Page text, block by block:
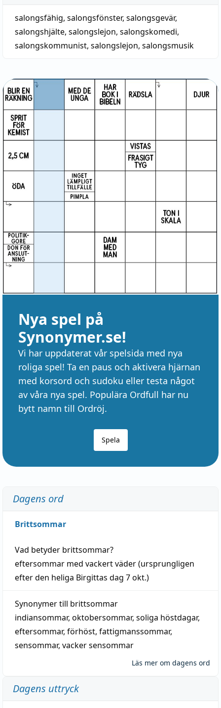
salongsfähig, salongsfönster, salongsgevär,
salongshjälte, salongslejon, salongskomedi,
salongskommunist, salongslejon, salongsmusik
Nya spel på
Synonymer.se!
Vi har uppdaterat vår spelsida med nya
roliga spel! Ta en paus och aktivera hjärnan
med korsord och sudoku eller testa något
av våra nya spel. Populära Ordfull har nu
bytt namn till Ordröj.
Spela
Dagens ord
Brittsommar
Vad betyder brittsommar?
eftersommar med vackertväder(ursprungligen
efter den heliga Birgittas dag 7 okt.)
Synonymer till brittsommar
indiansommar, oktobersommar, soliga höstdagar,
eftersommar, förhöst, fattigmanssommar,
sensommar, vacker sensommar
Läs mer om dagens ord
Dagens uttryck